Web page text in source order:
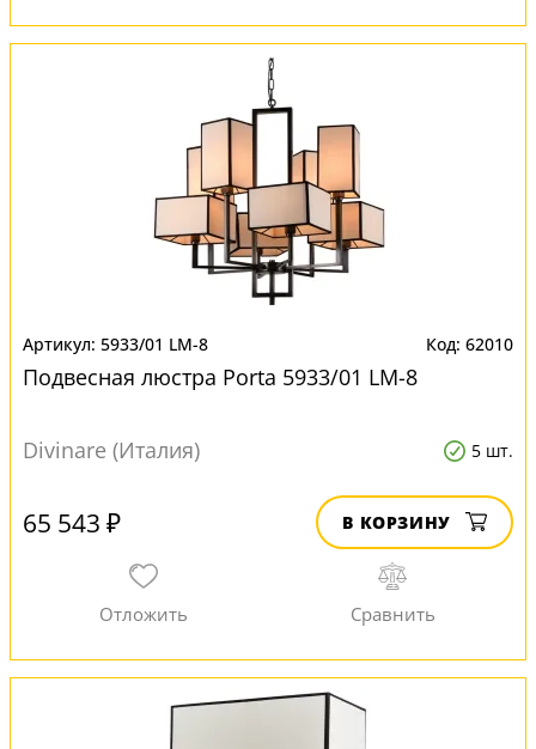
5933/01 LM-8 62010
Подвесная люстра Porta 5933/01 LM-8
Divinare (Италия) 5 шт.
65 543 ₽ В КОРЗИНУ